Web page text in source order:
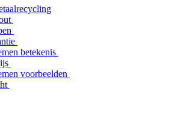
betekenis
voorbeelden